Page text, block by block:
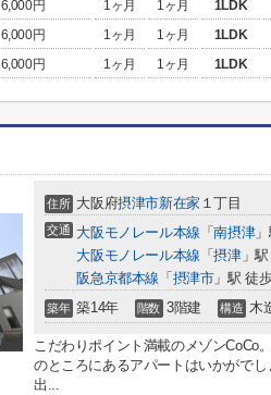
6,000円 1ヶ月 1ヶ月 1LDK
6,000円 1ヶ月 1ヶ月 1LDK
6,000円 1ヶ月 1ヶ月 1LDK
住所 大阪府摂津市新在家 １丁目
交通 大阪モノレール本線 「南摂津」
大阪モノレール本線 「摂津」
阪急京都本線 「 摂津市」駅 徒
築年 築14年 階数 3階建 構造 木
こだわりポイント満載のメゾンCoCo
のところにあるアパートはいかがで
出...